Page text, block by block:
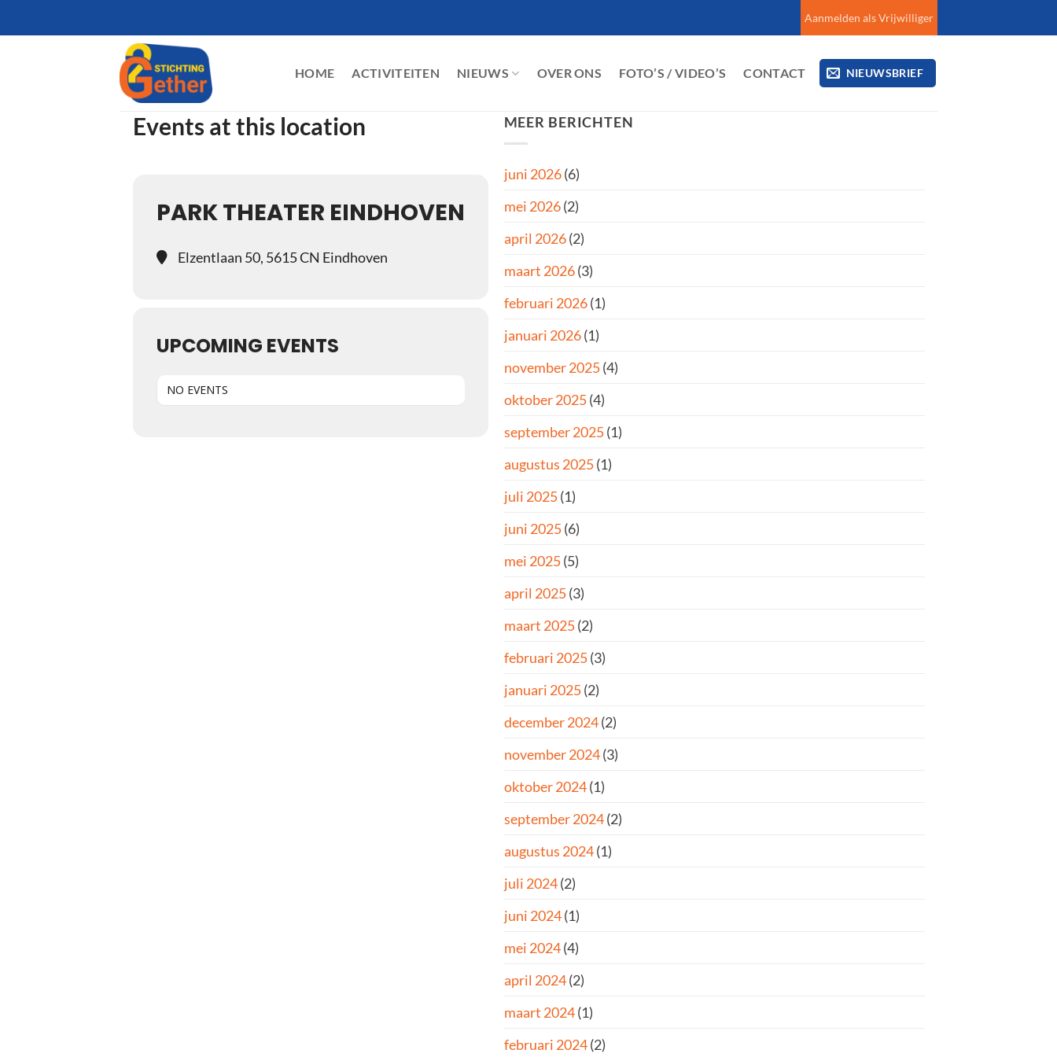
naar
Aanmelden als Vrijwilliger
HOME ACTIVITEITEN NIEUWS OVER ONS FOTO’S / VIDEO’S CONTACT NIEUWSBRIEF
Events at this location
PARK THEATER EINDHOVEN
Elzentlaan 50, 5615 CN Eindhoven
UPCOMING EVENTS
NO EVENTS
MEER BERICHTEN
juni 2026(6)
mei 2026(2)
april 2026(2)
maart 2026(3)
februari 2026(1)
januari 2026(1)
november 2025(4)
oktober 2025(4)
september 2025(1)
augustus 2025(1)
juli 2025(1)
juni 2025(6)
mei 2025(5)
april 2025(3)
maart 2025(2)
februari 2025(3)
januari 2025(2)
december 2024(2)
november 2024(3)
oktober 2024(1)
september 2024(2)
augustus 2024(1)
juli 2024(2)
juni 2024(1)
mei 2024(4)
april 2024(2)
maart 2024(1)
februari 2024(2)